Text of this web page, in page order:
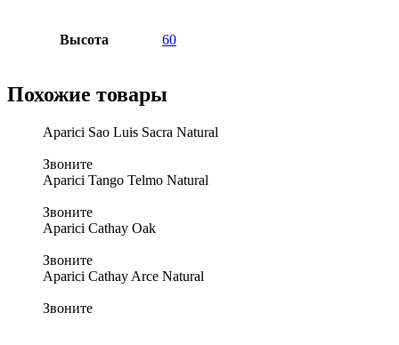
Высота 60
Похожие товары
Aparici Sao Luis Sacra Natural
Звоните
Aparici Tango Telmo Natural
Звоните
Aparici Cathay Oak
Звоните
Aparici Cathay Arce Natural
Звоните